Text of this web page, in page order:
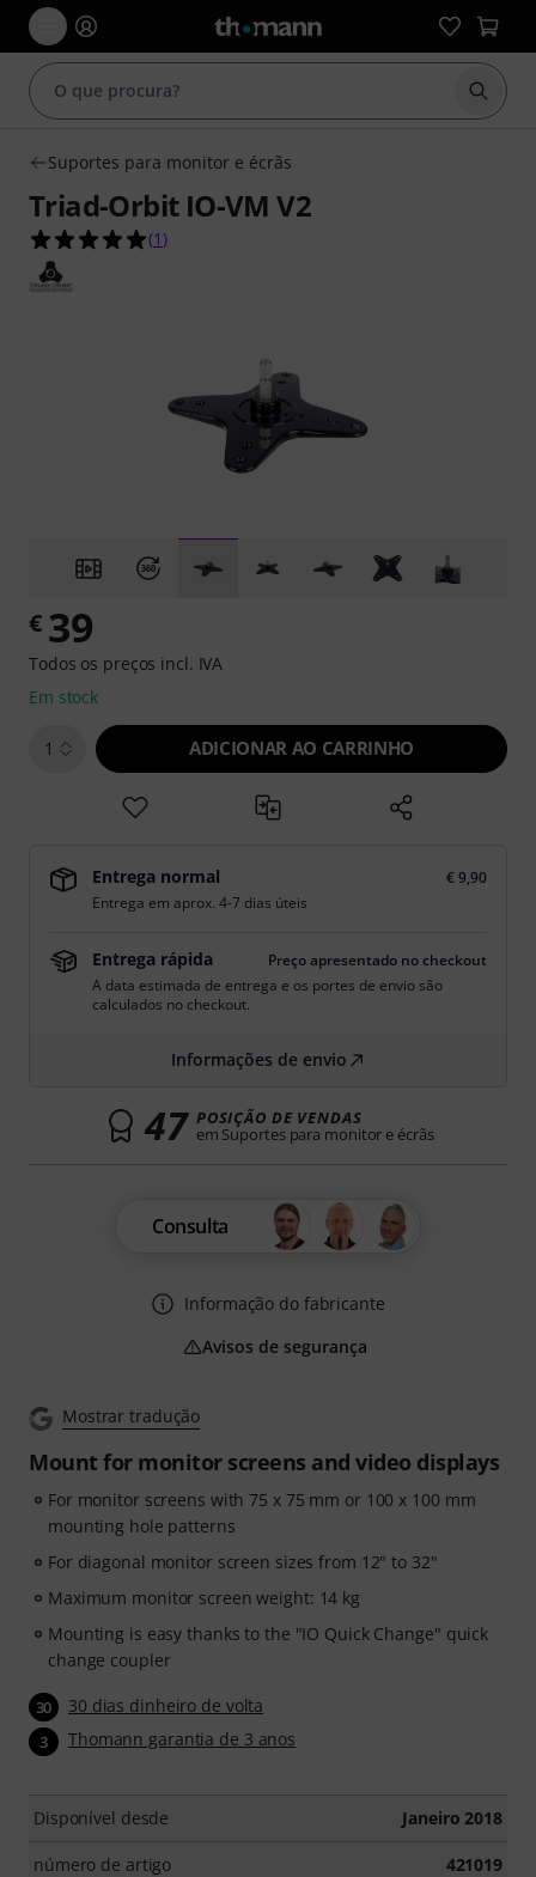
Iniciar
Suportes para monitor e écrãs
Triad-Orbit IO-VM V2
5.0 de 5 estrelas de 1 avaliações de clientes
(1 )
Mostrar tradução
Mount for monitor screens and video displays
For monitor screens with 75 x 75 mm or 100 x 100 mm
mounting hole patterns
For diagonal monitor screen sizes from 12" to 32"
Maximum monitor screen weight: 14 kg
Mounting is easy thanks to the "IO Quick Change" quick
change coupler
30 30 dias dinheiro de volta
3 Thomann garantia de 3 anos
Disponível desde Janeiro 2018
número de artigo 421019
€ 39
Todos os preços incl. IVA
Em stock
1 ADICIONAR AO CARRINHO
Entrega normal
€ 9,90
Entrega em aprox. 4-7 dias úteis
Entrega rápida
Preço apresentado no checkout
A data estimada de entrega e os portes de envio são
calculados no checkout.
Informações de envio
47 POSIÇÃO DE VENDAS
em Suportes para monitor e écrãs
Consulta
Informação do fabricante
Avisos de segurança